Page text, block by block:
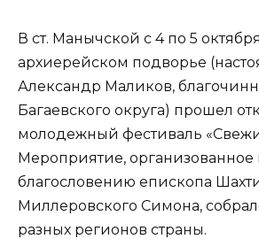
В ст. Манычской с 4 по 5
архиерейском подворье
Александр Маликов,
Багаевского округа) прошел
молодежный фестиваль
Мероприятие, организованное
благословению епископа
Миллеровского Симона,
разных регионов страны.